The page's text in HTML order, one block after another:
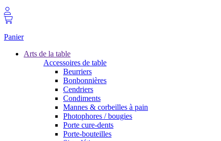
Panier
Arts de la table
Accessoires de table
Beurriers
Bonbonnières
Cendriers
Condiments
Mannes & corbeilles à pain
Photophores / bougies
Porte cure-dents
Porte-bouteilles